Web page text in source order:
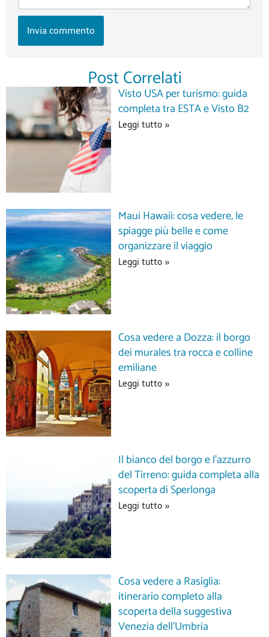
Post Correlati
Visto USA per turismo: guida
completa tra ESTA e Visto B2
Leggi tutto »
Maui Hawaii: cosa vedere, le
spiagge più belle e come
organizzare il viaggio
Leggi tutto »
Cosa vedere a Dozza: il borgo
dei murales tra rocca e colline
emiliane
Leggi tutto »
Il bianco del borgo e l’azzurro
del Tirreno: guida completa alla
scoperta di Sperlonga
Leggi tutto »
Cosa vedere a Rasiglia:
itinerario completo alla
scoperta della suggestiva
Venezia dell’Umbria